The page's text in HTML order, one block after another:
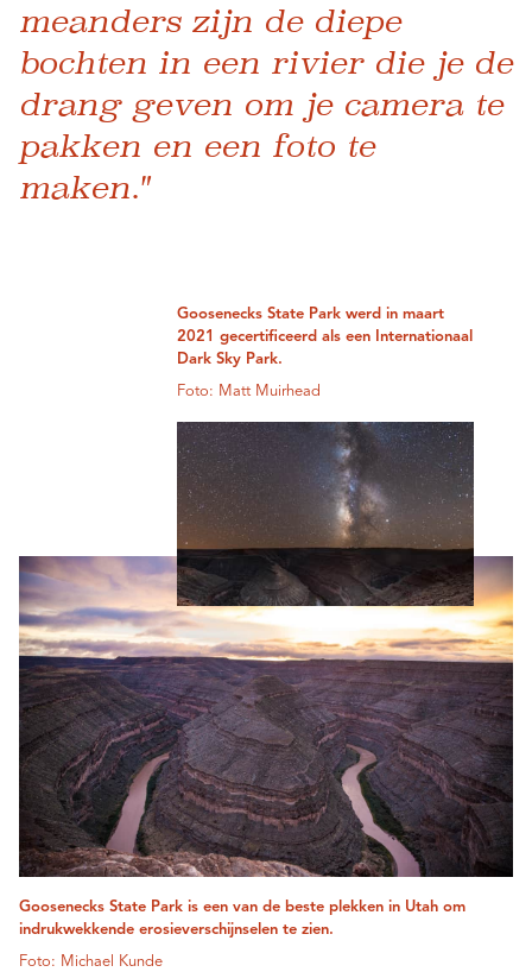
meanders zijn de diepe
bochten in een rivier die je de
drang geven om je camera te
pakken en een foto te
maken."
Goosenecks State Park werd in maart
2021 gecertificeerd als een Internationaal
Dark Sky Park.
Foto: Matt Muirhead
Goosenecks State Park is een van de beste plekken in Utah om
indrukwekkende erosieverschijnselen te zien.
Foto: Michael Kunde